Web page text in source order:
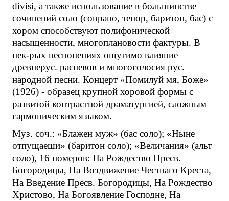
divisi, а также использование в большинстве
сочинений соло (сопрано, тенор, баритон, бас) с
хором способствуют полифонической
насыщенности, многоплановости фактуры. В
нек-рых песнопениях ощутимо влияние
древнерус. распевов и многоголосия рус.
народной песни. Концерт «Помилуй мя, Боже»
(1926) - образец крупной хоровой формы с
развитой контрастной драматургией, сложным
гармоническим языком.
Муз. соч.: «Блажен муж» (бас соло); «Ныне
отпущаеши» (баритон соло); «Величания» (альт
соло), 16 номеров: На Рождество Пресв.
Богородицы, На Воздвижение Честнаго Креста,
На Введение Пресв. Богородицы, На Рождество
Христово, На Богоявление Господне, На